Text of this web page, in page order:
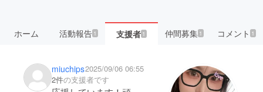
ホーム 活動報告1 支援者 1 仲間募集 1 コメント 1
miuchips2025/09/06 06:55
2件の支援者です